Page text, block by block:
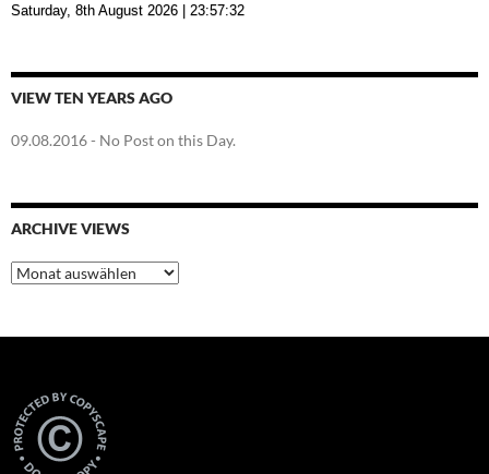
Saturday, 8th August 2026 | 23:57:32
VIEW TEN YEARS AGO
09.08.2016- No Post on this Day.
ARCHIVE VIEWS
Archive
Views